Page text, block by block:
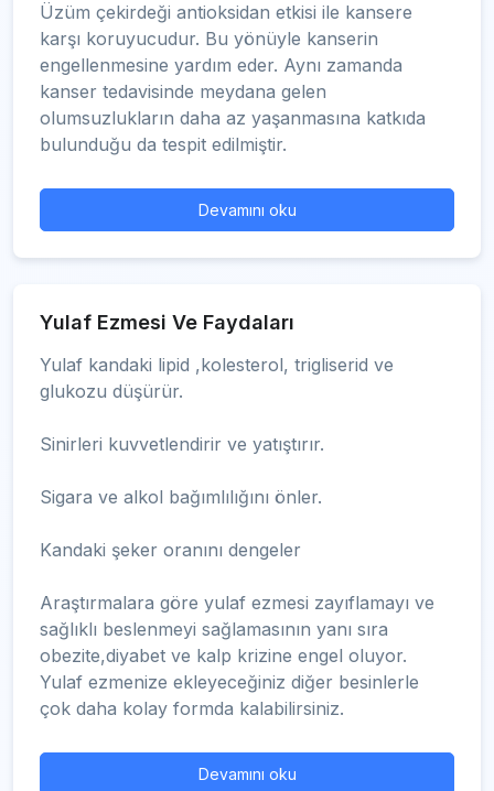
Üzüm çekirdeği antioksidan etkisi ile kansere
karşı koruyucudur. Bu yönüyle kanserin
engellenmesine yardım eder. Aynı zamanda
kanser tedavisinde meydana gelen
olumsuzlukların daha az yaşanmasına katkıda
bulunduğu da tespit edilmiştir.
Devamını oku
Yulaf Ezmesi Ve Faydaları
Yulaf kandaki lipid ,kolesterol, trigliserid ve
glukozu düşürür.
Sinirleri kuvvetlendirir ve yatıştırır.
Sigara ve alkol bağımlılığını önler.
Kandaki şeker oranını dengeler
Araştırmalara göre yulaf ezmesi zayıflamayı ve
sağlıklı beslenmeyi sağlamasının yanı sıra
obezite,diyabet ve kalp krizine engel oluyor.
Yulaf ezmenize ekleyeceğiniz diğer besinlerle
çok daha kolay formda kalabilirsiniz.
Devamını oku